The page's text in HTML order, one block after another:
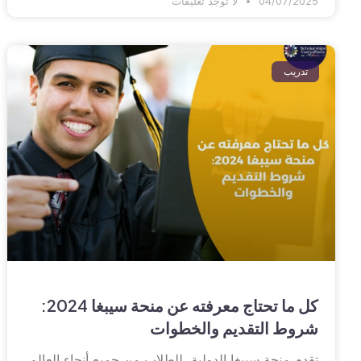
تدريب
كل ما تحتاج معرفته عن منحة سيبغا 2024:
شروط التقديم والخطوات